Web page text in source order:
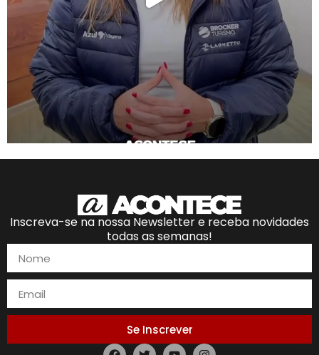
Inscreva-se na nossa Newsletter e receba novidades
todas as semanas!
Se Inscrever